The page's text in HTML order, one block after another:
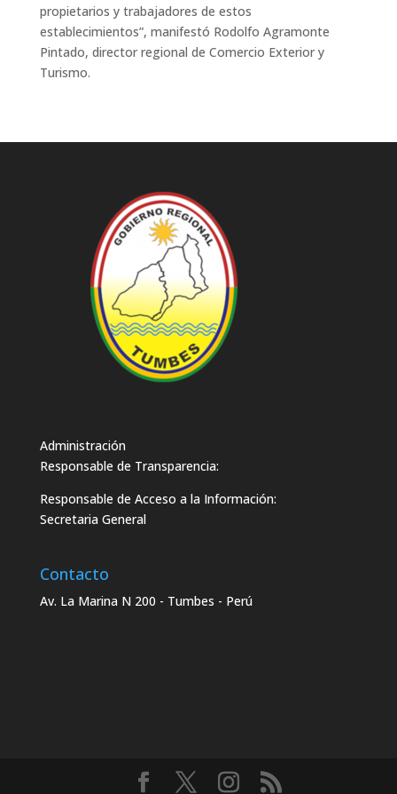
propietarios y trabajadores de estos
establecimientos”, manifestó Rodolfo Agramonte
Pintado, director regional de Comercio Exterior y
Turismo.
Administración
Responsable de Transparencia:
Responsable de Acceso a la Información:
Secretaria General
Contacto
Av. La Marina N 200 - Tumbes - Perú